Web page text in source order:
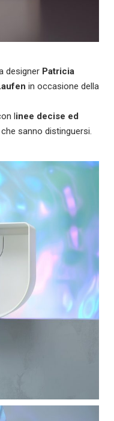
designer Patricia
in occasione della
linee decise ed
sanno distinguersi.